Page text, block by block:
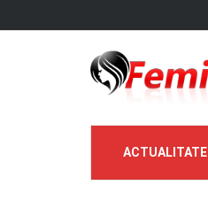
ACTUALITATE